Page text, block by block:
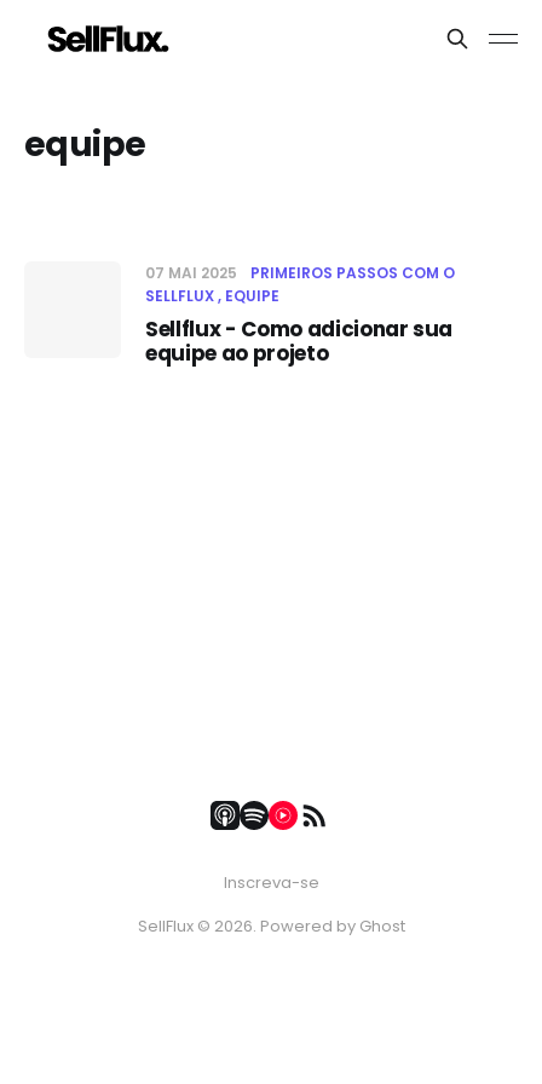
equipe
07 MAI 2025
PRIMEIROS PASSOS COM O
SELLFLUX EQUIPE
Sellflux - Como adicionar sua
equipe ao projeto
Inscreva-se
SellFlux © 2026. Powered by Ghost